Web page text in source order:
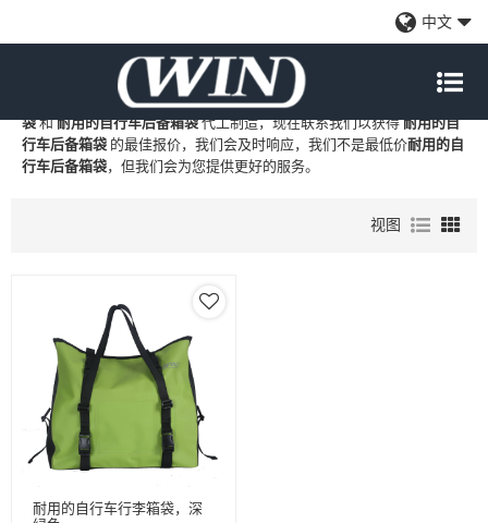
中文
耐用的自行车后备箱袋 的专业中国制造商和供应商，我们提供
耐用的自行车后备箱袋工厂、自有品牌
袋和耐用的自行车后备箱袋代工制造，现在联系我们以获得耐用的自
行车后备箱袋 的最佳报价，我们会及时响应，我们不是最低价耐用的自
行车后备箱袋，但我们会为您提供更好的服务。
视图
耐用的自行车行李箱袋，深